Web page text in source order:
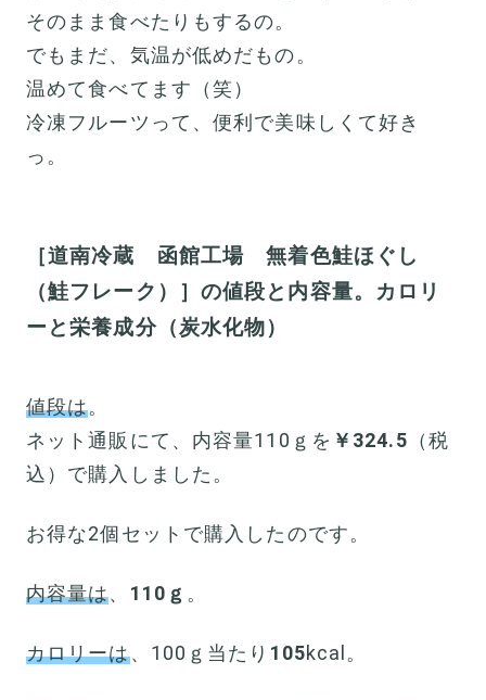
そのまま食べたりもするの。
でもまだ、気温が低めだもの。
温めて食べてます（笑）
冷凍フルーツって、便利で美味しくて好き
っ。
［道南冷蔵 函館工場 無着色鮭ほぐし
（鮭フレーク）］の値段と内容量。カロリ
ーと栄養成分（炭水化物）
値段は。
ネット通販にて、内容量110ｇを ￥324.5 （税
込）で購入しました。
お得な2個セットで購入したのです。
内容量は、 110ｇ 。
カロリーは、100ｇ当たり 105kcal。